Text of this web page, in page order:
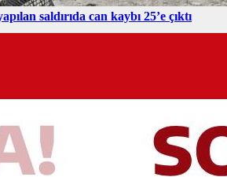
saldırıda can kaybı 25’e çıktı